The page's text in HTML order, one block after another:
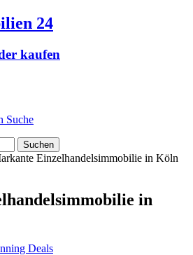
24
kaufen
Suche
Einzelhandelsimmobilie in Köln
in
Deals